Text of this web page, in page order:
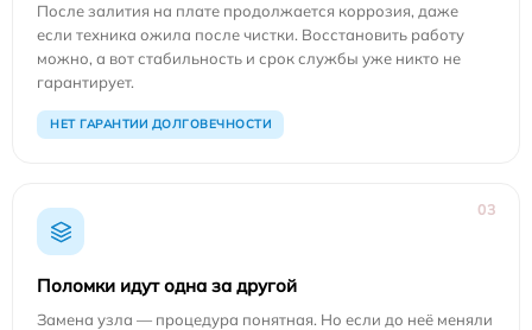
После залития на плате продолжается коррозия, даже
если техника ожила после чистки. Восстановить работу
можно, а вот стабильность и срок службы уже никто не
гарантирует.
НЕТ ГАРАНТИИ ДОЛГОВЕЧНОСТИ
03
Поломки идут одна за другой
Замена узла — процедура понятная. Но если до неё меняли